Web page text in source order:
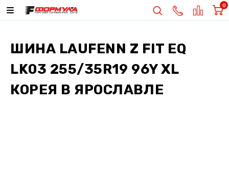
0
ШИНА LAUFENN Z FIT EQ
LK03 255/35R19 96Y XL
КОРЕЯ В ЯРОСЛАВЛЕ